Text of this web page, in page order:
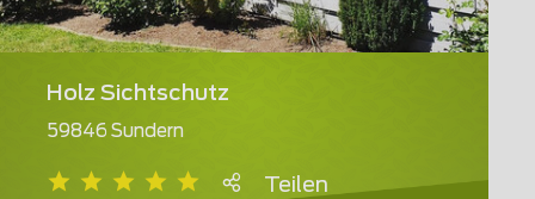
Holz Sichtschutz
59846 Sundern
Teilen